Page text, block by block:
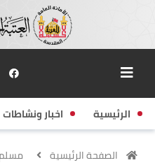
الرئيسية اخبار ونشاطات
الصفحة الرئيسية